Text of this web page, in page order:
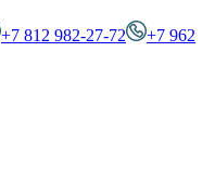
+7 812 982-27-72
+7 962